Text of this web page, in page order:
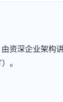
资深企业架构
。